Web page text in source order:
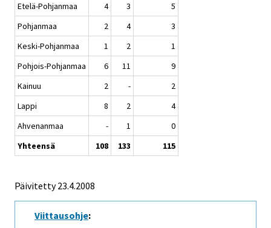
Etelä-Pohjanmaa
4 3
5
Pohjanmaa
2 4
3
Keski-Pohjanmaa
1 2
1
Pohjois-Pohjanmaa
6 11
9
Kainuu
2 -
2
Lappi
8 2
4
Ahvenanmaa
- 1
0
Yhteensä
108 133 115
Päivitetty23.4.2008
Viittausohje: